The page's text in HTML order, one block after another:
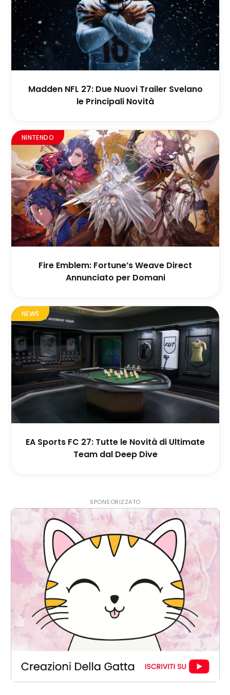
Madden NFL 27: Due Nuovi Trailer Svelano
le Principali Novità
NINTENDO
Fire Emblem: Fortune’s Weave Direct
Annunciato per Domani
NEWS
EA Sports FC 27: Tutte le Novità di Ultimate
Team dal Deep Dive
SPONSORIZZATO